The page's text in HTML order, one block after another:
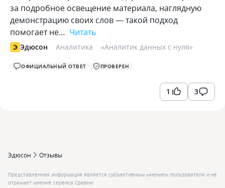
за подробное освещение материала, наглядную
демонстрацию своих слов — такой подход
помогает не… Читать
Эдюсон Аналитика «Аналитик данных с нуля»
ОФИЦИАЛЬНЫЙ ОТВЕТ ПРОВЕРЕН
1 3
Эдюсон Отзывы
Представленная информация является субъективным мнением пользователя и не
отражает мнение сервиса Сравни